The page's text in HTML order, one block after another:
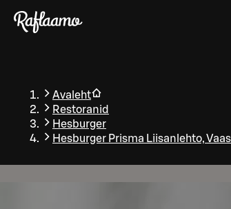
Liigu peamise sisu juurde
Avaleht
Restoranid
Hesburger
Hesburger Prisma Liisanlehto,